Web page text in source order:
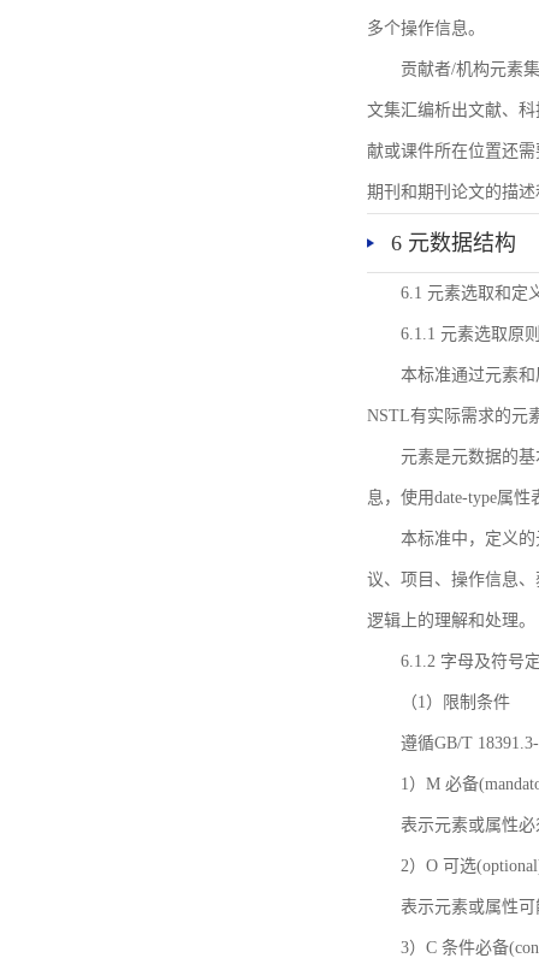
多个操作信息。
贡献者/机构元素
文集汇编析出文献、
献或课件所在位置还
期刊和期刊论文的描
6 元数据结构
6.1 元素选取和定
6.1.1 元素选取原
本标准通过元素
NSTL有实际需求的元
元素是元数据的
息，使用date-type属
本标准中，定义
议、项目、操作信息
逻辑上的理解和处理。
6.1.2 字母及符号
（1）限制条件
遵循GB/T
1）M 必备
表示元素或属性
2）O 可选
表示元素或属性
3）C 条件必备